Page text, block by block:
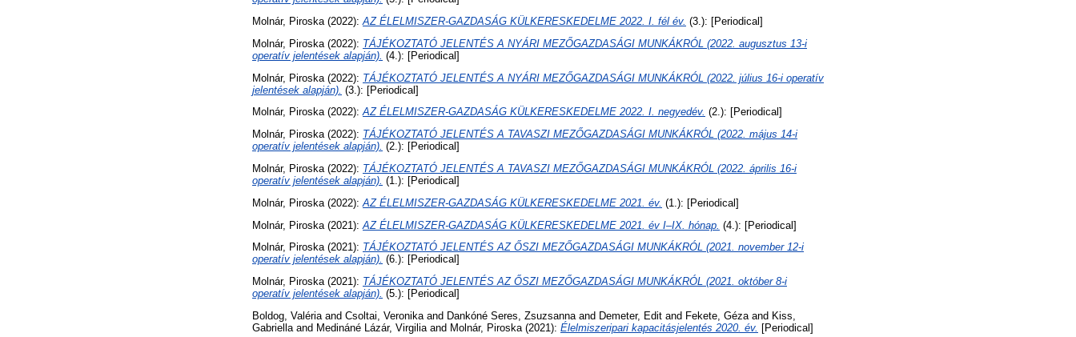
Molnár, Piroska(2022):AZ ÉLELMISZER-GAZDASÁG KÜLKERESKEDELME 2022. I. fél év. (3.): [Periodical]
Molnár, Piroska (2022): TÁJÉKOZTATÓ JELENTÉS A NYÁRI MEZŐGAZDASÁGI MUNKÁKRÓL (2022. augusztus 13-i
operatív jelentések alapján). (4.): [Periodical]
Molnár, Piroska (2022): TÁJÉKOZTATÓ JELENTÉS A NYÁRI MEZŐGAZDASÁGI MUNKÁKRÓL (2022. július 16-i operatív
jelentések alapján). (3.): [Periodical]
Molnár, Piroska(2022):AZ ÉLELMISZER-GAZDASÁG KÜLKERESKEDELME 2022. I. negyedév. (2.): [Periodical]
Molnár, Piroska(2022): TÁJÉKOZTATÓ JELENTÉS A TAVASZI MEZŐGAZDASÁGI MUNKÁKRÓL (2022. május 14-i
operatív jelentések alapján). (2.): [Periodical]
Molnár, Piroska(2022): TÁJÉKOZTATÓ JELENTÉS A TAVASZI MEZŐGAZDASÁGI MUNKÁKRÓL (2022. április 16-i
operatív jelentések alapján). (1.): [Periodical]
Molnár, Piroska (2022): AZ ÉLELMISZER-GAZDASÁG KÜLKERESKEDELME 2021. év. (1.): [Periodical]
Molnár, Piroska (2021): AZ ÉLELMISZER-GAZDASÁG KÜLKERESKEDELME 2021. év I–IX. hónap. (4.): [Periodical]
Molnár, Piroska(2021): TÁJÉKOZTATÓ JELENTÉS AZ ŐSZI MEZŐGAZDASÁGI MUNKÁKRÓL (2021. november 12-i
operatív jelentések alapján). (6.): [Periodical]
Molnár, Piroska(2021): TÁJÉKOZTATÓ JELENTÉS AZ ŐSZI MEZŐGAZDASÁGI MUNKÁKRÓL (2021. október 8-i
operatív jelentések alapján). (5.): [Periodical]
Boldog, Valériaand Csoltai, Veronikaand Dankóné Seres, Zsuzsannaand Demeter, Edit and Fekete, Gézaand Kiss,
Gabriellaand Medináné Lázár, Virgiliaand Molnár, Piroska(2021): Élelmiszeripari kapacitásjelentés 2020. év. [Periodical]